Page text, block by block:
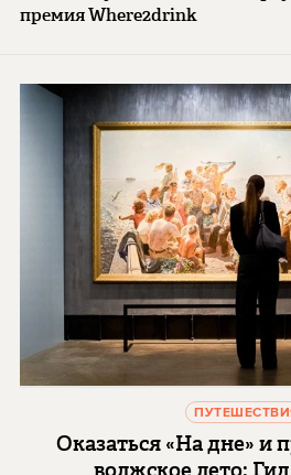
премия Where2drink
Оказаться «На дне» и